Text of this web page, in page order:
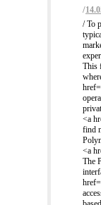
/
/ To
This
<a
find
<a
The